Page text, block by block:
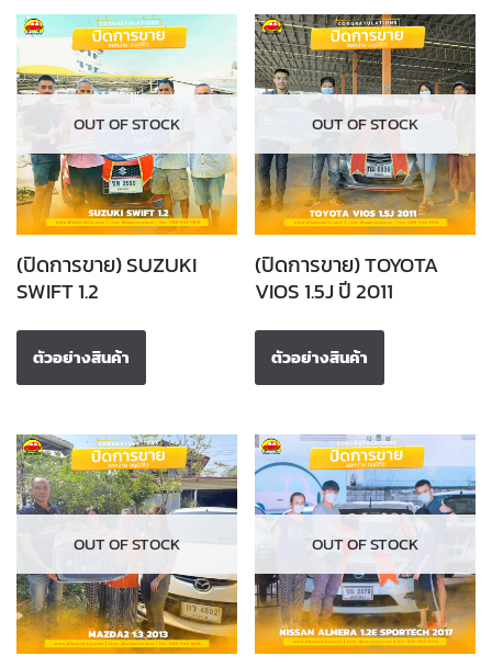
OUT OF STOCK
(ปิดการขาย) SUZUKI
SWIFT 1.2
ตัวอย่างสินค้า
OUT OF STOCK
(ปิดการขาย) TOYOTA
VIOS 1.5J ปี 2011
ตัวอย่างสินค้า
OUT OF STOCK OUT OF STOCK